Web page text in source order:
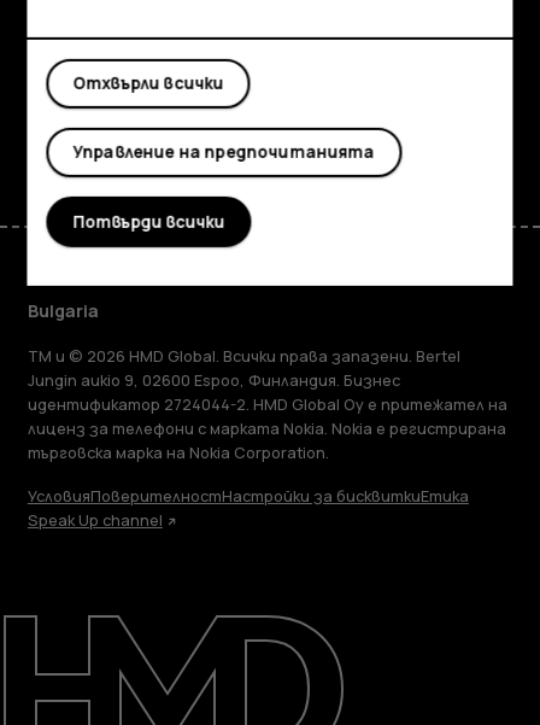
Ремонт, повторна употреба,
рециклиране
Поддръжка
Planet and people
Поддръжка
FacebookInstagram
TiktokYoutubeLinkedinDiscord
Bulgaria
TM и © 2026 HMD Global. Всички права запазени. Bertel
Jungin aukio 9, 02600 Espoo, Финландия. Бизнес
идентификатор 2724044-2. HMD Global Oy е притежател на
лиценз за телефони с марката Nokia. Nokia е регистрирана
търговска марка на Nokia Corporation.
УсловияПоверителностНастройки за бисквиткиЕтика
Speak Up channel
Отхвърли всички
Управление на предпочитанията
Потвърди всички